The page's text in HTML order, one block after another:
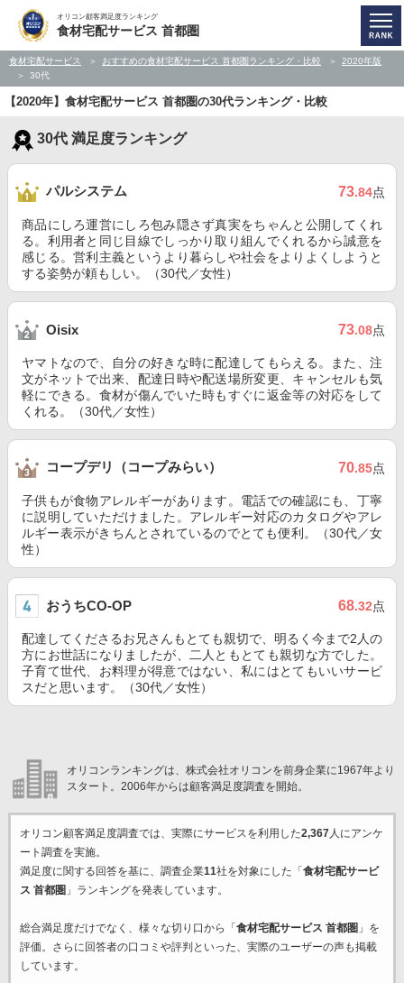
オリコン顧客満足度ランキング
食材宅配サービス 首都圏
食材宅配サービス おすすめの食材宅配サービス 首都圏ランキング・比較
2020年版
30代
【2020年】食材宅配サービス 首都圏の30代ランキング・比較
30代 満足度ランキング
パルシステム 73.84点
商品にしろ運営にしろ包み隠さず真実をちゃんと公開してくれ
る。利用者と同じ目線でしっかり取り組んでくれるから誠意を
感じる。営利主義というより暮らしや社会をよりよくしようと
する姿勢が頼もしい。（30代／女性）
Oisix 73.08点
ヤマトなので、自分の好きな時に配達してもらえる。また、注
文がネットで出来、配達日時や配送場所変更、キャンセルも気
軽にできる。食材が傷んでいた時もすぐに返金等の対応をして
くれる。（30代／女性）
コープデリ（コープみらい） 70.85点
子供もが食物アレルギーがあります。電話での確認にも、丁寧
に説明していただけました。アレルギー対応のカタログやアレ
ルギー表示がきちんとされているのでとても便利。（30代／女
性）
おうちCO-OP 68.32点
配達してくださるお兄さんもとても親切で、明るく今まで2人の
方にお世話になりましたが、二人ともとても親切な方でした。
子育て世代、お料理が得意ではない、私にはとてもいいサービ
スだと思います。（30代／女性）
オリコンランキングは、株式会社オリコンを前身企業に1967年より
スタート。2006年からは顧客満足度調査を開始。
オリコン顧客満足度調査では、実際にサービスを利用した2,367人にアンケ
ート調査を実施。
満足度に関する回答を基に、調査企業11社を対象にした「 食材宅配サービ
ス 首都圏 」ランキングを発表しています。
総合満足度だけでなく、様々な切り口から「 食材宅配サービス 首都圏 」を
評価。さらに回答者の口コミや評判といった、実際のユーザーの声も掲載
しています。